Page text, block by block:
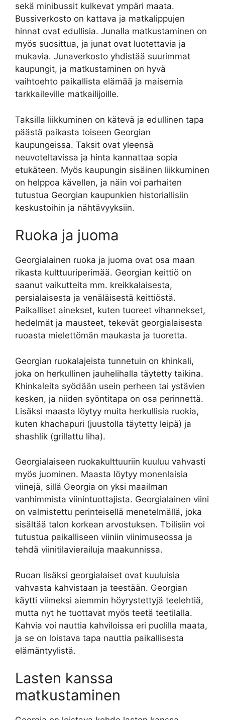
sekä minibussit kulkevat ympäri maata.
Bussiverkosto on kattava ja matkalippujen
hinnat ovat edullisia. Junalla matkustaminen on
myös suosittua, ja junat ovat luotettavia ja
mukavia. Junaverkosto yhdistää suurimmat
kaupungit, ja matkustaminen on hyvä
vaihtoehto paikallista elämää ja maisemia
tarkkaileville matkailijoille.
Taksilla liikkuminen on kätevä ja edullinen tapa
päästä paikasta toiseen Georgian
kaupungeissa. Taksit ovat yleensä
neuvoteltavissa ja hinta kannattaa sopia
etukäteen. Myös kaupungin sisäinen liikkuminen
on helppoa kävellen, ja näin voi parhaiten
tutustua Georgian kaupunkien historiallisiin
keskustoihin ja nähtävyyksiin.
Ruoka ja juoma
Georgialainen ruoka ja juoma ovat osa maan
rikasta kulttuuriperimää. Georgian keittiö on
saanut vaikutteita mm. kreikkalaisesta,
persialaisesta ja venäläisestä keittiöstä.
Paikalliset ainekset, kuten tuoreet vihannekset,
hedelmät ja mausteet, tekevät georgialaisesta
ruoasta mielettömän maukasta ja tuoretta.
Georgian ruokalajeista tunnetuin on khinkali,
joka on herkullinen jauhelihalla täytetty taikina.
Khinkaleita syödään usein perheen tai ystävien
kesken, ja niiden syöntitapa on osa perinnettä.
Lisäksi maasta löytyy muita herkullisia ruokia,
kuten khachapuri (juustolla täytetty leipä) ja
shashlik (grillattu liha).
Georgialaiseen ruokakulttuuriin kuuluu vahvasti
myös juominen. Maasta löytyy monenlaisia
viinejä, sillä Georgia on yksi maailman
vanhimmista viinintuottajista. Georgialainen viini
on valmistettu perinteisellä menetelmällä, joka
sisältää talon korkean arvostuksen. Tbilisiin voi
tutustua paikalliseen viiniin viinimuseossa ja
tehdä viinitilavierailuja maakunnissa.
Ruoan lisäksi georgialaiset ovat kuuluisia
vahvasta kahvistaan ja teestään. Georgian
käytti viimeksi aiemmin höyrystettyjä teelehtiä,
mutta nyt he tuottavat myös teetä teetilalla.
Kahvia voi nauttia kahviloissa eri puolilla maata,
ja se on loistava tapa nauttia paikallisesta
elämäntyylistä.
Lasten kanssa
matkustaminen